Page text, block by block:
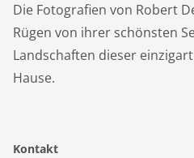
Die Fotografien von Robert
Rügen von ihrer schönsten
Landschaften dieser
Hause.
Kontakt